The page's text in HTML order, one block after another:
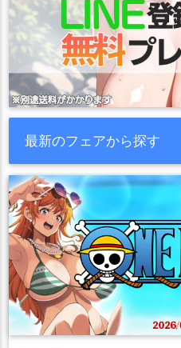
最新のフェアから探す